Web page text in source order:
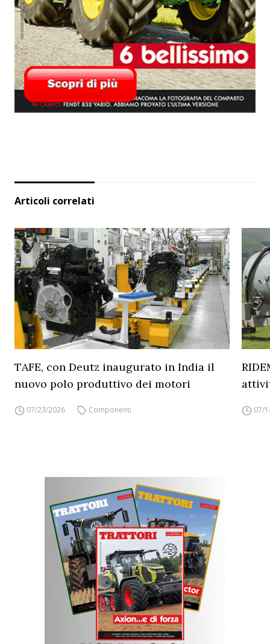
Articoli correlati
TAFE, con Deutz inaugurato in India il
nuovo polo produttivo dei motori
07/23/2026 Componenti 07/